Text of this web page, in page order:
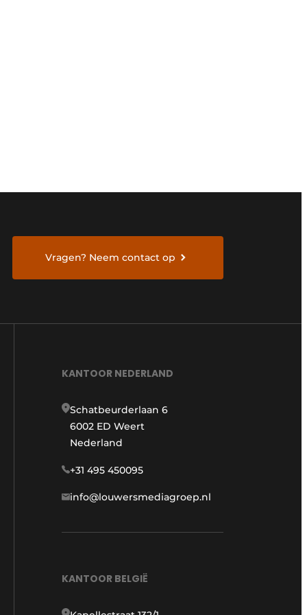
Vragen? Neem contact op
KANTOOR NEDERLAND
Schatbeurderlaan 6
6002 ED Weert
Nederland
+31 495 450095
info@louwersmediagroep.nl
KANTOOR BELGIË